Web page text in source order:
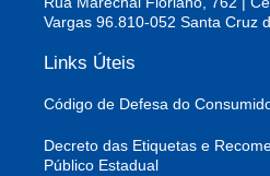
Vargas 96.810-052 Santa Cruz
Links Úteis
Código de Defesa do
Decreto das Etiquetas e
Público Estadual